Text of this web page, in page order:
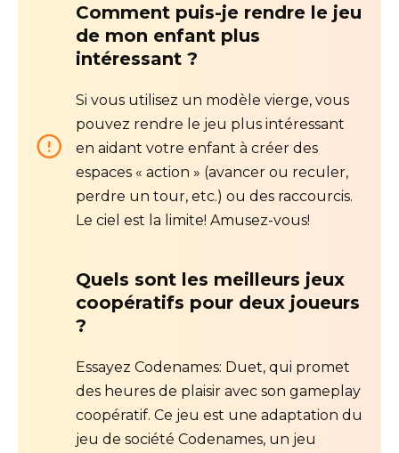
Comment puis-je rendre le jeu
de mon enfant plus
intéressant ?
Si vous utilisez un modèle vierge, vous
pouvez rendre le jeu plus intéressant
en aidant votre enfant à créer des
espaces « action » (avancer ou reculer,
perdre un tour, etc.) ou des raccourcis.
Le ciel est la limite! Amusez-vous!
Quels sont les meilleurs jeux
coopératifs pour deux joueurs
?
Essayez Codenames: Duet, qui promet
des heures de plaisir avec son gameplay
coopératif. Ce jeu est une adaptation du
jeu de société Codenames, un jeu